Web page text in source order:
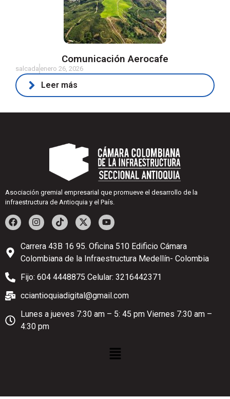
Comunicación Aerocafe
salcada enero 26, 2026
Leer más
Asociación gremial empresarial que promueve el desarrollo de la
infraestructura de Antioquia y el País.
Carrera 43B 16 95. Oficina 510 Edificio Cámara
Colombiana de la Infraestructura Medellín- Colombia
Fijo: 604 4448875 Celular: 3216442371
cciantioquiadigital@gmail.com
Lunes a jueves 7:30 am – 5: 45 pm Viernes 7:30 am –
4:30 pm